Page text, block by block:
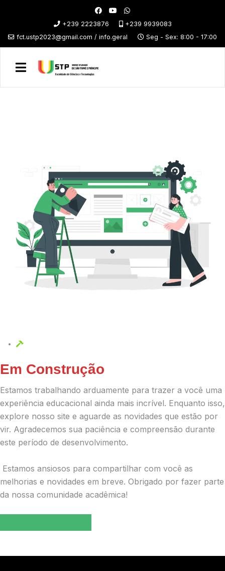
+239 2223876
+239 9939083
fct.ustp2023@gmail.com / info.geral
Seg - Sex: 8:00 - 17:00
Em Construção
Estamos trabalhando arduamente para trazer a você uma
experiência educacional ainda mais incrível. Enquanto isso,
explore nosso site e aguarde as novidades que estão por
vir. Agradecemos sua paciência e compreensão durante
este período de desenvolvimento.
Estamos ansiosos para compartilhar com você as
melhorias e novidades em breve. Obrigado por fazer parte
da nossa comunidade acadêmica!